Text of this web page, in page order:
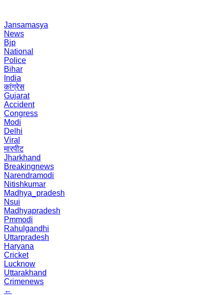
Jansamasya
News
Bjp
National
Police
Bihar
India
कांग्रेस
Gujarat
Accident
Congress
Modi
Delhi
Viral
मारपीट
Jharkhand
Breakingnews
Narendramodi
Nitishkumar
Madhya_pradesh
Nsui
Madhyapradesh
Pmmodi
Rahulgandhi
Uttarpradesh
Haryana
Cricket
Lucknow
Uttarakhand
Crimenews
←